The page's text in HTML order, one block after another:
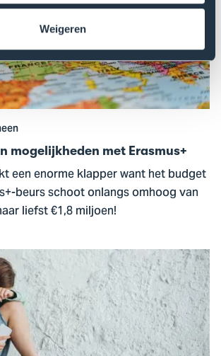
Weigeren
mogelijkheden met Erasmus+
een enorme klapper want het budget
beurs schoot onlangs omhoog van
liefst €1,8 miljoen!